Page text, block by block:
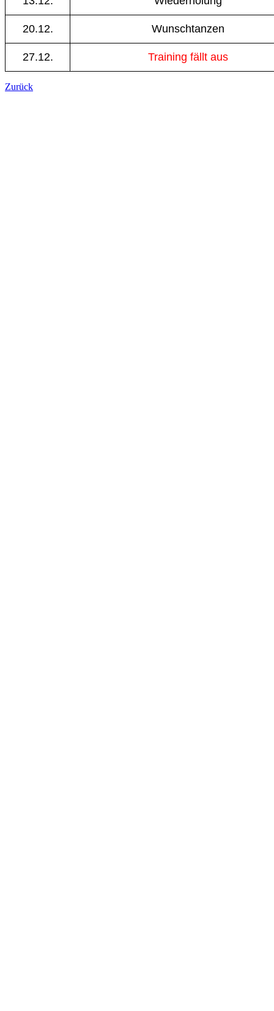
20.12. Wunschtanzen
27.12. Training fällt aus
Zurück